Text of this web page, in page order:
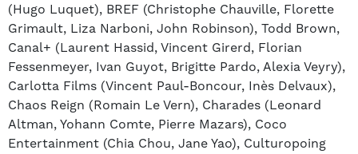
(Hugo Luquet), BREF (Christophe Chauville, Florette
Grimault, Liza Narboni, John Robinson), Todd Brown,
Canal+ (Laurent Hassid, Vincent Girerd, Florian
Fessenmeyer, Ivan Guyot, Brigitte Pardo, Alexia Veyry),
Carlotta Films (Vincent Paul-Boncour, Inès Delvaux),
Chaos Reign (Romain Le Vern), Charades (Leonard
Altman, Yohann Comte, Pierre Mazars), Coco
Entertainment (Chia Chou, Jane Yao), Culturopoing